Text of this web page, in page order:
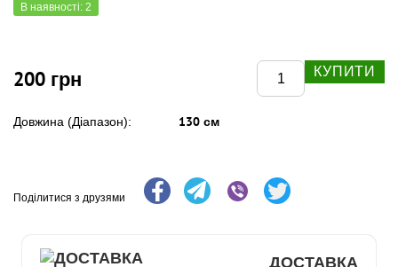
В наявності: 2
200 грн КУПИТИ
Довжина (Діапазон): 130 см
Поділитися з друзями
ДОСТАВКА